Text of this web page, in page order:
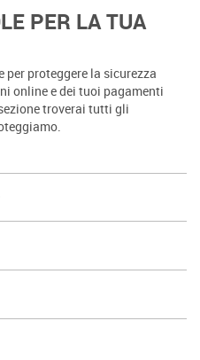
PER LA TUA
proteggere la sicurezza
online e dei tuoi pagamenti
troverai tutti gli